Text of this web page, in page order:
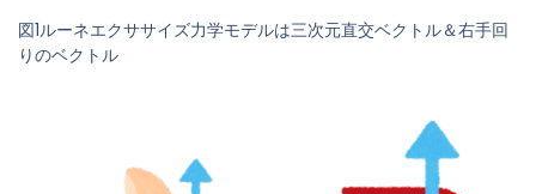
図1ルーネエクササイズ力学モデルは三次元直交ベクトル＆右手回
りのベクトル